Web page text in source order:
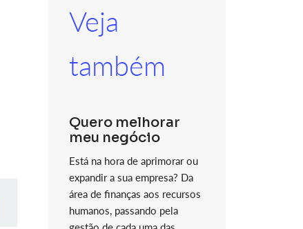
Veja
também
Quero melhorar
meu negócio
Está na hora de aprimorar ou
expandir a sua empresa? Da
área de finanças aos recursos
humanos, passando pela